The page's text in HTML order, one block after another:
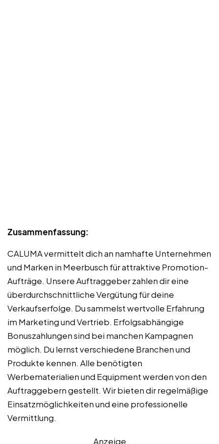
Zusammenfassung:
CALUMA vermittelt dich an namhafte Unternehmen
und Marken in Meerbusch für attraktive Promotion-
Aufträge. Unsere Auftraggeber zahlen dir eine
überdurchschnittliche Vergütung für deine
Verkaufserfolge. Du sammelst wertvolle Erfahrung
im Marketing und Vertrieb. Erfolgsabhängige
Bonuszahlungen sind bei manchen Kampagnen
möglich. Du lernst verschiedene Branchen und
Produkte kennen. Alle benötigten
Werbematerialien und Equipment werden von den
Auftraggebern gestellt. Wir bieten dir regelmäßige
Einsatzmöglichkeiten und eine professionelle
Vermittlung.
Anzeige